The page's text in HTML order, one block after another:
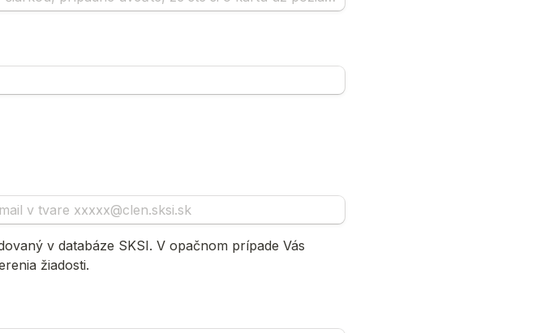
v databáze SKSI. V opačnom prípade Vás
žiadosti.